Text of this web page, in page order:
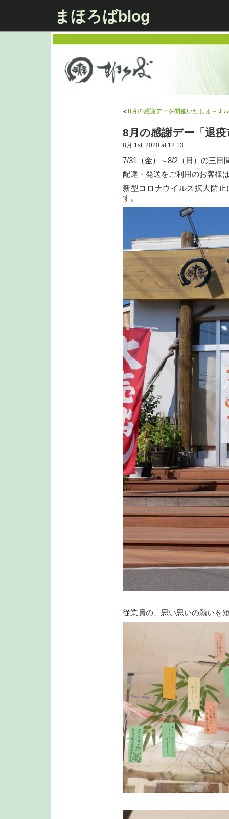
まほろばblog
« 8月の感謝デーを開催いたしま～す♪♪
8月の感謝デー「退
8月 1st, 2020 at 12:13
7/31（金）～8/2（日）の三日
配達・発送をご利用のお客様
新型コロナウイルス拡大防
す。
従業員の、思い思いの願いを